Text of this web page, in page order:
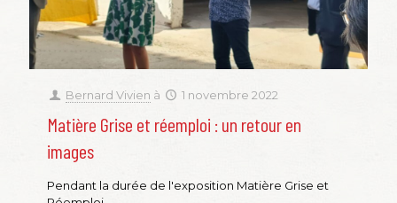
Bernard Vivien à 1 novembre 2022
Matière Grise et réemploi : un retour en
images
Pendant la durée de l'exposition Matière Grise et